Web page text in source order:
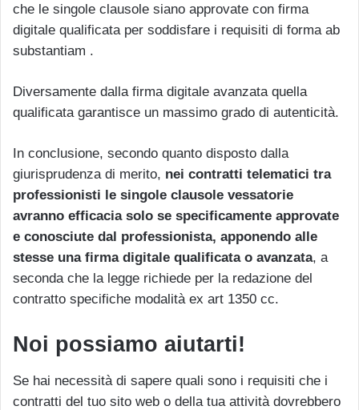
che le singole clausole siano approvate con firma
digitale qualificata per soddisfare i requisiti di forma ab
substantiam .
Diversamente dalla firma digitale avanzata quella
qualificata garantisce un massimo grado di autenticità.
In conclusione, secondo quanto disposto dalla
giurisprudenza di merito, nei contratti telematici tra
professionisti le singole clausole vessatorie
avranno efficacia solo se specificamente approvate
e conosciute dal professionista, apponendo alle
stesse una firma digitale qualificata o avanzata, a
seconda che la legge richiede per la redazione del
contratto specifiche modalità ex art 1350 cc.
Noi possiamo aiutarti!
Se hai necessità di sapere quali sono i requisiti che i
contratti del tuo sito web o della tua attività dovrebbero